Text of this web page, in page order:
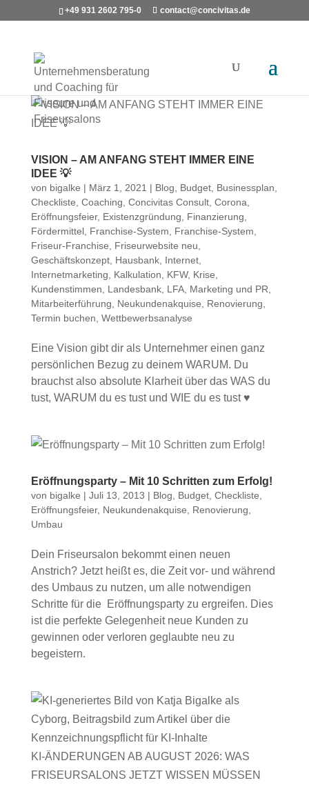
+49 931 2602 795-0 contact@concivitas.de
VISION – AM ANFANG STEHT IMMER EINE
IDEE 💡
von bigalke | März 1, 2021 | Blog Budget, Businessplan
Checkliste Coaching Concivitas Consult, Corona
Eröffnungsfeier, Existenzgründung Finanzierung
Fördermittel, Franchise-System Franchise-System
Friseur-Franchise
Friseurwebsite neu
Geschäftskonzept, Hausbank, Internet,
Internetmarketing
Kalkulation KFW, Krise
Kundenstimmen
Landesbank, LFA, Marketing und PR
Mitarbeiterführung
Neukundenakquise Renovierung
Termin buchen Wettbewerbsanalyse
Eine Vision gibt dir als Unternehmer einen ganz
persönlichen Bezug zu deinem WARUM. Du
brauchst also absolute Klarheit über das WAS du
tust, WARUM du es tust und WIE du es tust ♥
Eröffnungsparty – Mit 10 Schritten zum Erfolg!
von bigalke | Juli 13, 2013 | Blog Budget, Checkliste
Eröffnungsfeier, Neukundenakquise Renovierung
Umbau
Dein Friseursalon bekommt einen neuen
Anstrich? Jetzt heißt es, die Zeit vor- und während
des Umbaus zu nutzen, um alle notwendigen
Schritte für die Eröffnungsparty zu ergreifen. Dies
ist die perfekte Gelegenheit neue Kunden zu
gewinnen oder verloren geglaubte neu zu
begeistern.
KI-ÄNDERUNGEN AB AUGUST 2026: WAS
FRISEURSALONS JETZT WISSEN MÜSSEN